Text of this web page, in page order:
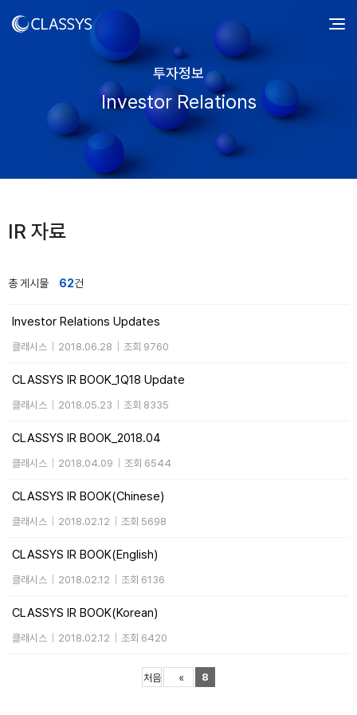
투자정보
Investor Relations
IR 자료
총 게시물 62건
Investor Relations Updates
클래시스 2018.06.28 조회 9760
CLASSYS IR BOOK_1Q18 Update
클래시스 2018.05.23 조회 8335
CLASSYS IR BOOK_2018.04
클래시스 2018.04.09 조회 6544
CLASSYS IR BOOK(Chinese)
클래시스 2018.02.12 조회 5698
CLASSYS IR BOOK(English)
클래시스 2018.02.12 조회 6136
CLASSYS IR BOOK(Korean)
클래시스 2018.02.12 조회 6420
처음 « 8